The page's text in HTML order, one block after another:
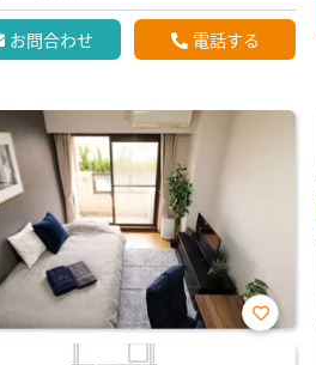
お問合わせ 電話する
お気